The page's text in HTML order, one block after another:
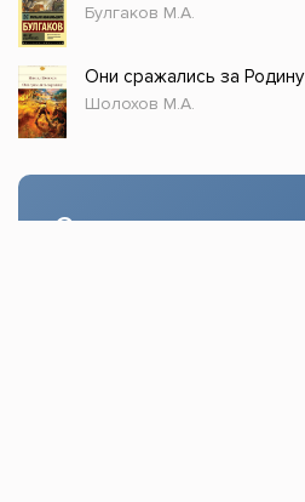
Булгаков М.А.
Они сражались за Родину
Шолохов М.А.
Стол заказов